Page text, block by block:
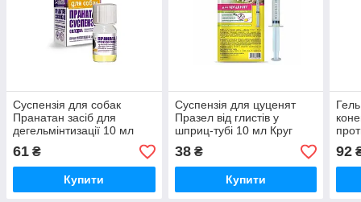
Суспензія для собак
Пранатан засіб для
дегельмінтизації 10 мл
O.L.KAR
61 ₴
Купити
Суспензія для цуценят
Празел від глистів у
шприц-тубі 10 мл Круг
38₴
Купити
30
92